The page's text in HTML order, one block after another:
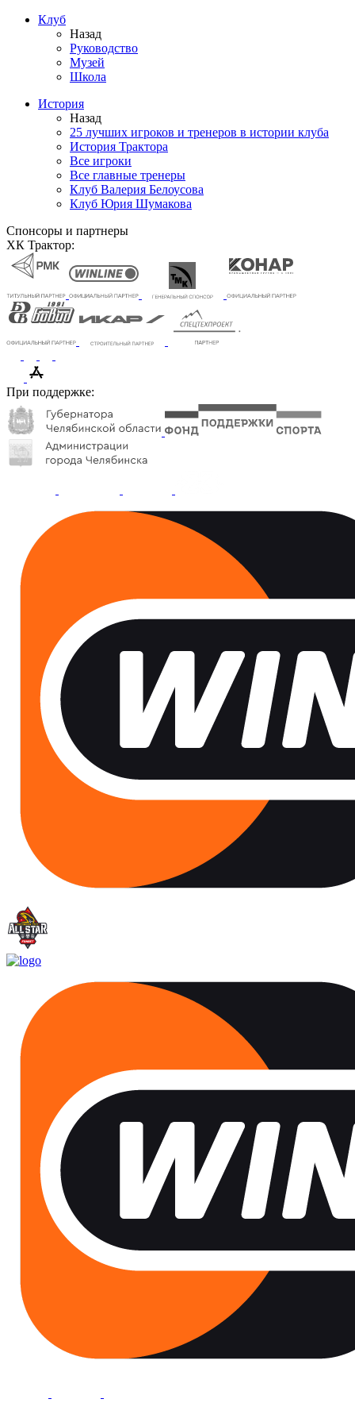
Клуб
Назад
Руководство
Музей
Школа
История
Назад
25 лучших игроков и тренеров в истории клуба
История Трактора
Все игроки
Все главные тренеры
Клуб Валерия Белоусова
Клуб Юрия Шумакова
Спонсоры и партнеры
ХК Трактор:
При поддержке: